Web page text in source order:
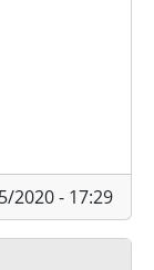
2020 - 17:29